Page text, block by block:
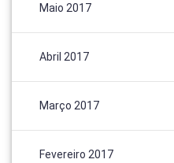
Maio 2017
Abril 2017
Março 2017
Fevereiro 2017